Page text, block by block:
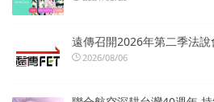
遠傳召開2026年第二季法說
2026/08/06